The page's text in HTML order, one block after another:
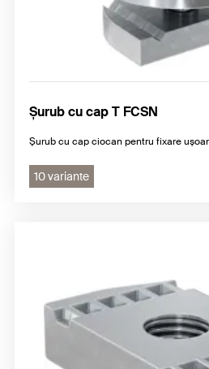
Șurub cu cap T FCSN
Șurub cu cap ciocan pentru fixare
10 variante